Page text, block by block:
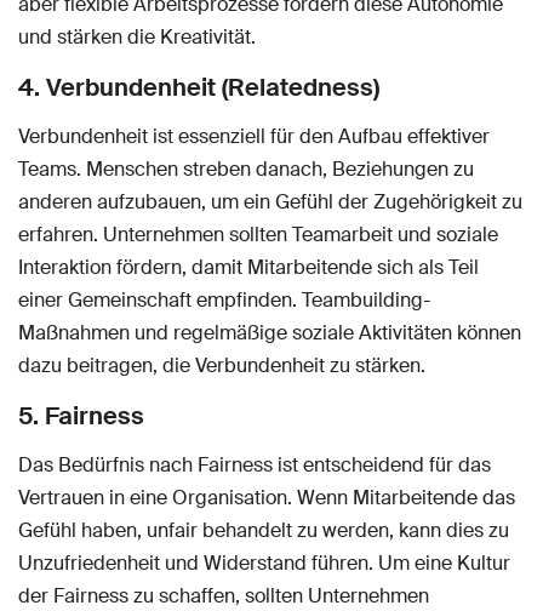
und stärken die Kreativität.
4. Verbundenheit (Relatedness)
Verbundenheit ist essenziell für den Aufbau effektiver
Teams. Menschen streben danach, Beziehungen zu
anderen aufzubauen, um ein Gefühl der Zugehörigkeit zu
erfahren. Unternehmen sollten Teamarbeit und soziale
Interaktion fördern, damit Mitarbeitende sich als Teil
einer Gemeinschaft empfinden. Teambuilding-
Maßnahmen und regelmäßige soziale Aktivitäten können
dazu beitragen, die Verbundenheit zu stärken.
5. Fairness
Das Bedürfnis nach Fairness ist entscheidend für das
Vertrauen in eine Organisation. Wenn Mitarbeitende das
Gefühl haben, unfair behandelt zu werden, kann dies zu
Unzufriedenheit und Widerstand führen. Um eine Kultur
der Fairness zu schaffen, sollten Unternehmen